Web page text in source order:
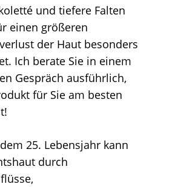
und tiefere Falten
einen größeren
der Haut besonders
Ich berate Sie in einem
Gespräch ausführlich,
für Sie am besten
25. Lebensjahr kann
durch